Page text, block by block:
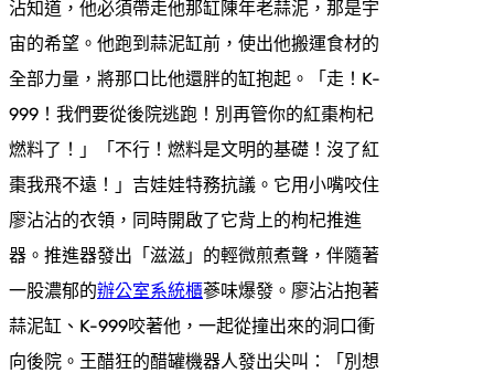
沾知道，他必須帶走他那缸陳年老蒜泥，那是宇
宙的希望。他跑到蒜泥缸前，使出他搬運食材的
全部力量，將那口比他還胖的缸抱起。「走！K-
999！我們要從後院逃跑！別再管你的紅棗枸杞
燃料了！」「不行！燃料是文明的基礎！沒了紅
棗我飛不遠！」吉娃娃特務抗議。它用小嘴咬住
廖沾沾的衣領，同時開啟了它背上的枸杞推進
器。推進器發出「滋滋」的輕微煎煮聲，伴隨著
一股濃郁的辦公室系統櫃蔘味爆發。廖沾沾抱著
蒜泥缸、K-999咬著他，一起從撞出來的洞口衝
向後院。王醋狂的醋罐機器人發出尖叫：「別想